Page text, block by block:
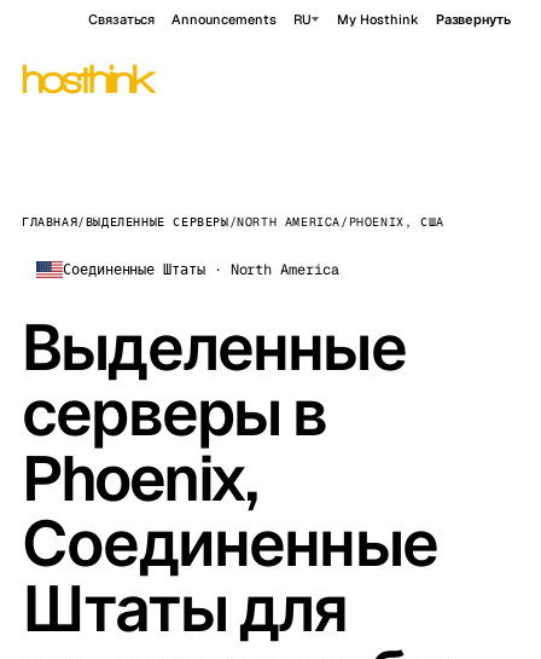
Связаться Announcements RU My Hosthink Развернуть
ГЛАВНАЯ/ВЫДЕЛЕННЫЕ СЕРВЕРЫ/NORTH AMERICA/PHOENIX, США
Соединенные Штаты · North America
Выделенные
серверы в
Phoenix,
Соединенные
Штаты для